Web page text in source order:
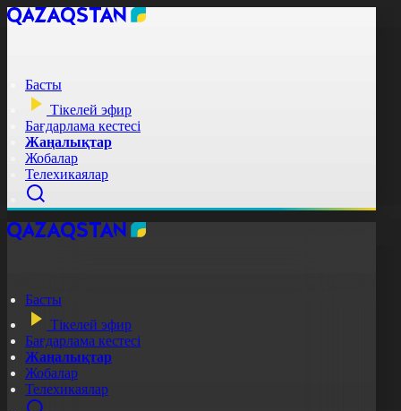
Басты
Тікелей эфир
Бағдарлама кестесі
Жаңалықтар
Жобалар
Телехикаялар
Басты
Тікелей эфир
Бағдарлама кестесі
Жаңалықтар
Жобалар
Телехикаялар